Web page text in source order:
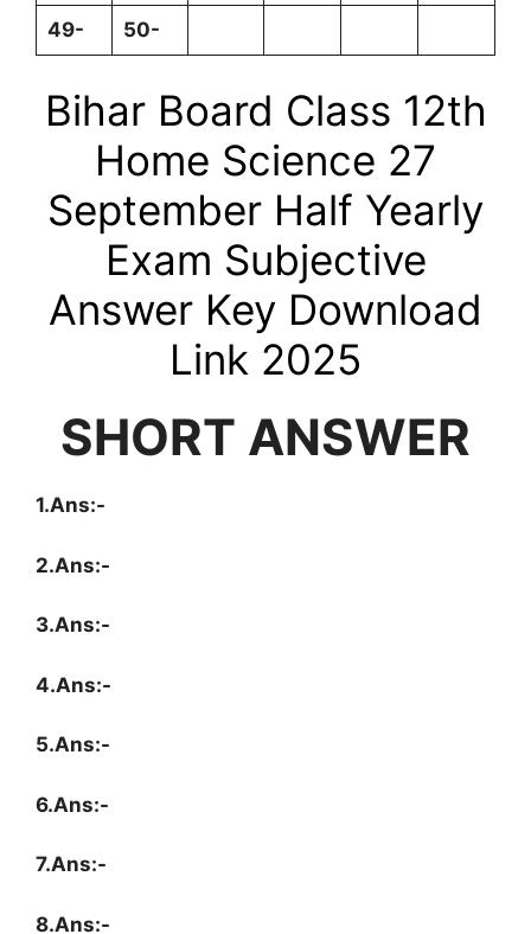
49- 50-
Bihar Board Class 12th
Home Science 27
September Half Yearly
Exam Subjective
Answer Key Download
Link 2025
SHORT ANSWER
1.Ans:-
2.Ans:-
3.Ans:-
4.Ans:-
5.Ans:-
6.Ans:-
7.Ans:-
8.Ans:-